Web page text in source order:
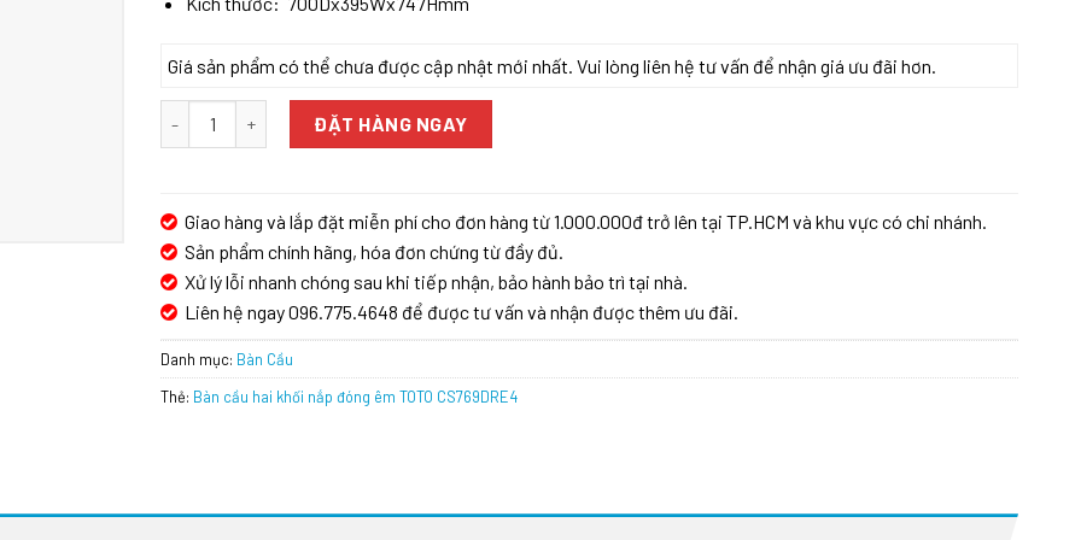
Giá sản phẩm có thể chưa được cập nhật mới nhất. Vui lòng liên hệ tư vấn để nhận giá ưu đãi hơn.
Bàn cầu hai khối nắp đóng êm TOTO CS769DRE4 số lượng
ĐẶT HÀNG NGAY
Giao hàng và lắp đặt miễn phí cho đơn hàng từ 1.000.000đ trở lên tại TP.HCM và khu vực có chi nhánh.
Sản phẩm chính hãng, hóa đơn chứng từ đầy đủ.
Xử lý lỗi nhanh chóng sau khi tiếp nhận, bảo hành bảo trì tại nhà.
Liên hệ ngay 096.775.4648 để được tư vấn và nhận được thêm ưu đãi.
Danh mục: Bàn Cầu
Thẻ: Bàn cầu hai khối nắp đóng êm TOTO CS769DRE4